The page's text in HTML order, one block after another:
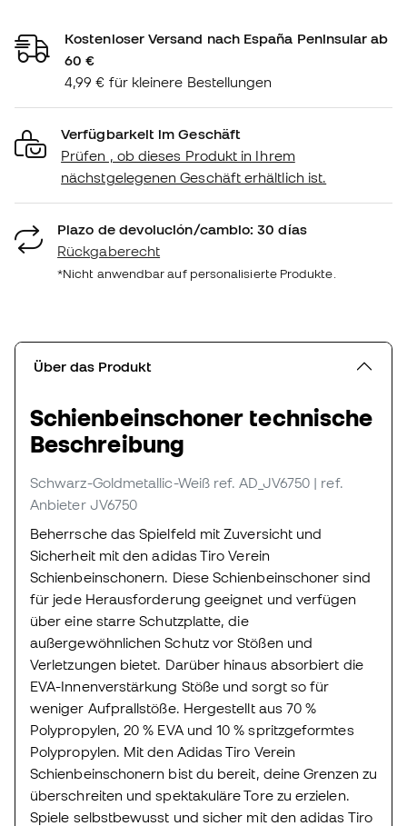
Kostenloser Versand nach España Peninsular ab
60 €
4,99 € für kleinere Bestellungen
Verfügbarkeit im Geschäft
Prüfen , ob dieses Produkt in Ihrem
nächstgelegenen Geschäft erhältlich ist.
Plazo de devolución/cambio: 30 días
Rückgaberecht
*Nicht anwendbar auf personalisierte Produkte.
Über das Produkt
Schienbeinschoner technische
Beschreibung
Schwarz-Goldmetallic-Weiß ref. AD_JV6750 | ref.
Anbieter JV6750
Beherrsche das Spielfeld mit Zuversicht und
Sicherheit mit den adidas Tiro Verein
Schienbeinschonern. Diese Schienbeinschoner sind
für jede Herausforderung geeignet und verfügen
über eine starre Schutzplatte, die
außergewöhnlichen Schutz vor Stößen und
Verletzungen bietet. Darüber hinaus absorbiert die
EVA-Innenverstärkung Stöße und sorgt so für
weniger Aufprallstöße. Hergestellt aus 70 %
Polypropylen, 20 % EVA und 10 % spritzgeformtes
Polypropylen. Mit den Adidas Tiro Verein
Schienbeinschonern bist du bereit, deine Grenzen zu
überschreiten und spektakuläre Tore zu erzielen.
Spiele selbstbewusst und sicher mit den adidas Tiro